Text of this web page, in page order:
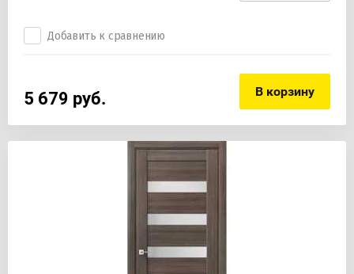
Добавить к сравнению
5 679 руб. В корзину